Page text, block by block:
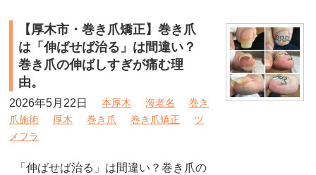
【厚木市・巻き爪矯正】巻き爪
は「伸ばせば治る」は間違い？
巻き爪の伸ばしすぎが痛む理
由。
2026年5月22日 本厚木 海老名
巻き
爪施術
厚木 巻き爪 巻き爪矯正
ツ
メフラ
「伸ばせば治る」は間違い？巻き爪の